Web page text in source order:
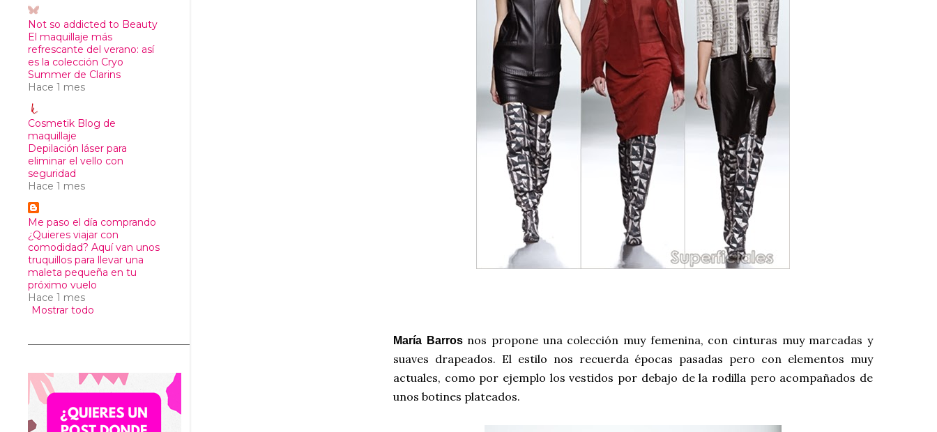
María Barrosnos propone una colección muy femenina, con cinturas muy marcadas y
suaves drapeados. El estilo nos recuerda épocas pasadas pero con elementos muy
actuales, como por ejemplo los vestidos por debajo de la rodilla pero acompañados de
unos botines plateados.
Not so addicted to Beauty
El maquillaje más
refrescante del verano: así
es la colección Cryo
Summer de Clarins
Hace 1 mes
Cosmetik Blog de
maquillaje
Depilación láser para
eliminar el vello con
seguridad
Hace 1 mes
Me paso el día comprando
¿Quieres viajar con
comodidad? Aquí van unos
truquillos para llevar una
maleta pequeña en tu
próximo vuelo
Hace 1 mes
Mostrar todo